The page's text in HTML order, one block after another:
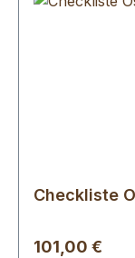
Checkliste
Regulärer
101,00 €